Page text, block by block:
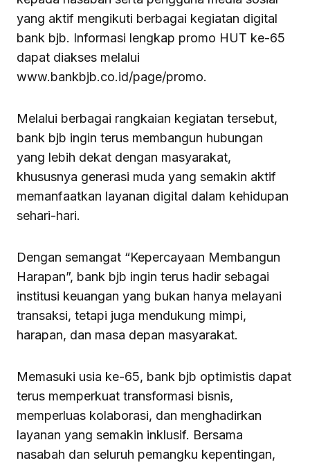
yang aktif mengikuti berbagai kegiatan digital
bank bjb. Informasi lengkap promo HUT ke-65
dapat diakses melalui
www.bankbjb.co.id/page/promo.
Melalui berbagai rangkaian kegiatan tersebut,
bank bjb ingin terus membangun hubungan
yang lebih dekat dengan masyarakat,
khususnya generasi muda yang semakin aktif
memanfaatkan layanan digital dalam kehidupan
sehari-hari.
Dengan semangat “Kepercayaan Membangun
Harapan”, bank bjb ingin terus hadir sebagai
institusi keuangan yang bukan hanya melayani
transaksi, tetapi juga mendukung mimpi,
harapan, dan masa depan masyarakat.
Memasuki usia ke-65, bank bjb optimistis dapat
terus memperkuat transformasi bisnis,
memperluas kolaborasi, dan menghadirkan
layanan yang semakin inklusif. Bersama
nasabah dan seluruh pemangku kepentingan,